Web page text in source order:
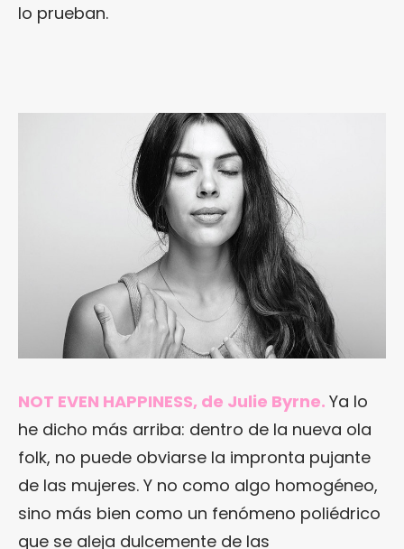
lo prueban.
NOT EVEN HAPPINESS, de Julie Byrne. Ya lo
he dicho más arriba: dentro de la nueva ola
folk, no puede obviarse la impronta pujante
de las mujeres. Y no como algo homogéneo,
sino más bien como un fenómeno poliédrico
que se aleja dulcemente de las